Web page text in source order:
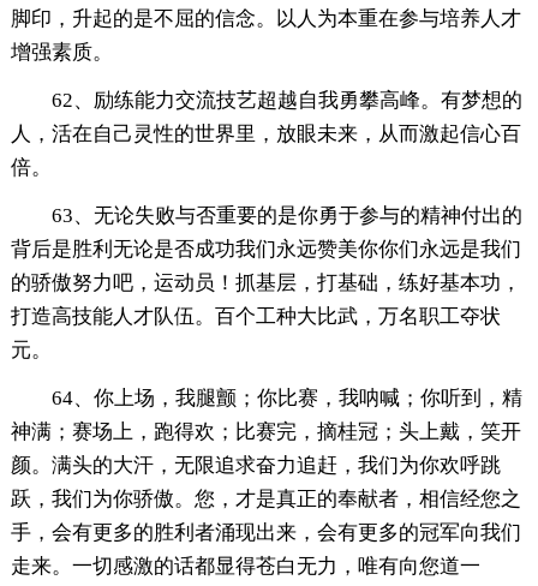
脚印，升起的是不屈的信念。以人为本重在参与培养人才
增强素质。
62、励练能力交流技艺超越自我勇攀高峰。有梦想的
人，活在自己灵性的世界里，放眼未来，从而激起信心百
倍。
63、无论失败与否重要的是你勇于参与的精神付出的
背后是胜利无论是否成功我们永远赞美你你们永远是我们
的骄傲努力吧，运动员！抓基层，打基础，练好基本功，
打造高技能人才队伍。百个工种大比武，万名职工夺状
元。
64、你上场，我腿颤；你比赛，我呐喊；你听到，精
神满；赛场上，跑得欢；比赛完，摘桂冠；头上戴，笑开
颜。满头的大汗，无限追求奋力追赶，我们为你欢呼跳
跃，我们为你骄傲。您，才是真正的奉献者，相信经您之
手，会有更多的胜利者涌现出来，会有更多的冠军向我们
走来。一切感激的话都显得苍白无力，唯有向您道一